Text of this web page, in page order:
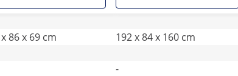
86 x 69 cm 192 x 84 x 160 cm
-